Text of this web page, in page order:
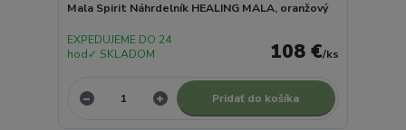
Mala Spirit Náhrdelník HEALING MALA, oranžový
108 €/ks
EXPEDUJEME DO 24
hod✓ SKLADOM
Pridať do košíka